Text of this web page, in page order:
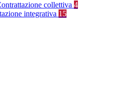
collettiva 4
integrativa 15